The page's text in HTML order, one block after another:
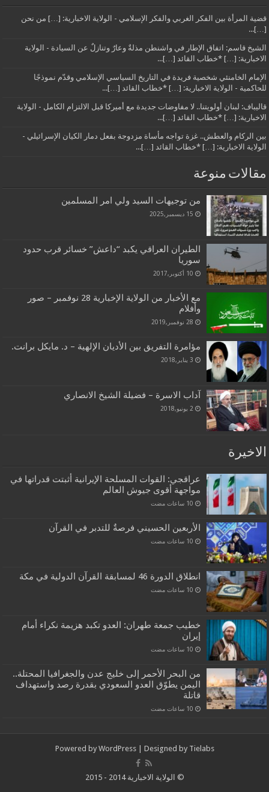
قضية المرأة بين الفكر الغربي والفكر الإسلامي - الولاية الاخبارية: […] من نحن
[…]...
الشيخ قاسم: اتفاق الإطار في واشنطن مذلةٌ وعارٌ وتنازلٌ عن السيادة - الولاية
الاخبارية: […] *خطاب القائد […]...
الإمام الخامنئي شخصية فريدة في التاريخ السياسي الإسلامي وقدّم نموذجًا
للحاكمية - الولاية الاخبارية: […] *خطاب القائد […]...
قاليباف: لبنان أولويتنا.. لا مفاوضات جديدة مع أميركا قبل الالتزام الكامل - الولاية
الاخبارية: […] *خطاب القائد […]...
بين الركام والعطش.. غزة تواجه مأساة مزدوجة بفعل دمار الكيان الإسرائيلي -
الولاية الاخبارية: […] *خطاب القائد […]...
مقالات منوعة
من توجيهات السيد ولي امر المسلمين
15 ديسمبر,2025
الطيران العراقي يكبد “داعش” خسائر قرب حدود
سوريا
10 أكتوبر,2017
مع الأخبار من الولاية الإخبارية 28 نوفمبر – صور
وأفلام
28 نوفمبر,2019
مؤامرة التفريق بين الأديان الإلهية – د. مايكل برانت.
3 يناير,2018
آداب الاسرة – فضيلة الشيخ الانصاري
2 يونيو,2018
الاخيرة
عراقجي: القوات المسلحة الإيرانية أثبتت قدراتها في
مواجهة أقوى جيوش العالم
الأربعين الحسيني فرصةٌ للتدبر في القرآن
انطلاق الدورة 46 لمسابقة القرآن الدولية في مكة
خطيب جمعة طهران: العدو تكبد هزيمة نكراء أمام
إيران
من البحر الأحمر إلى خليج عدن والجغرافيا المحتلة..
اليمن يطوّق العدو السعودي بقدرة رصد واستهداف
قاتلة
Powered by WordPress| Designed by Tielabs
© الولاية الاخبارية 2014 - 2015